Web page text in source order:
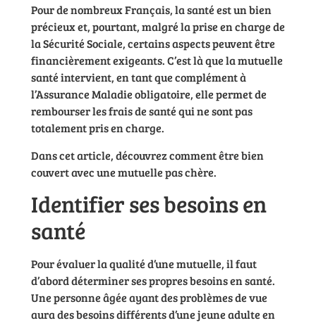
Pour de nombreux Français, la santé est un bien
précieux et, pourtant, malgré la prise en charge de
la Sécurité Sociale, certains aspects peuvent être
financièrement exigeants. C’est là que la mutuelle
santé intervient, en tant que complément à
l’Assurance Maladie obligatoire, elle permet de
rembourser les frais de santé qui ne sont pas
totalement pris en charge.
Dans cet article, découvrez comment être bien
couvert avec une mutuelle pas chère.
Identifier ses besoins en
santé
Pour évaluer la qualité d’une mutuelle, il faut
d’abord déterminer ses propres besoins en santé.
Une personne âgée ayant des problèmes de vue
aura des besoins différents d’une jeune adulte en